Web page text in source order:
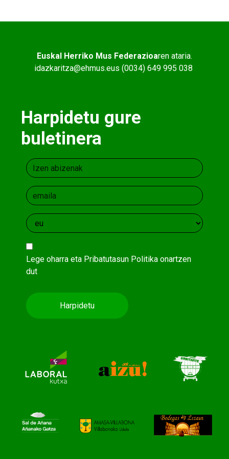
Euskal Herriko Mus Federazioaren ataria.
idazkaritza@ehmus.eus (0034) 649 995 038
Harpidetu gure
buletinera
Lege oharraeta Pribatutasun Politikaonartzen
dut